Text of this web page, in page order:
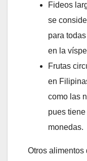
Fideos
se
para
en la
Frutas
en
como las
pues
monedas.
Otros alimentos